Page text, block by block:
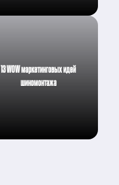
13 WOW маркетинговых идей
шиномонтажа